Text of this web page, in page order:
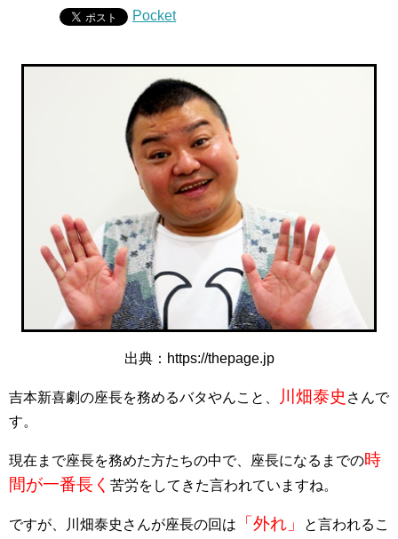
Pocket
出典：https://thepage.jp
吉本新喜劇の座長を務めるバタやんこと、 川畑泰史 さんで
す。
現在まで座長を務めた方たちの中で、座長になるまでの時
間が一番長く 苦労をしてきた言われていますね。
ですが、川畑泰史さんが座長の回は 「外れ」
と言われるこ